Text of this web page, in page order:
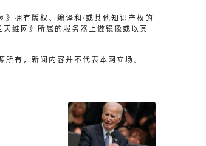
》拥有版权、编译和/或其他知识产权的
维网》所属的服务器上做镜像或以其
有，新闻内容并不代表本网立场。